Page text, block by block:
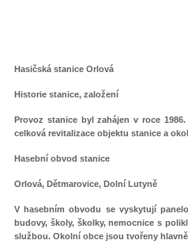
Hasičská stanice Orlová
Historie stanice, založení
Provoz stanice byl zahájen v roce
celková revitalizace objektu stanice a
Hasební obvod stanice
Orlová, Dětmarovice, Dolní Lutyně
V hasebním obvodu se vyskytují
budovy, školy, školky, nemocnice s
službou. Okolní obce jsou tvořeny